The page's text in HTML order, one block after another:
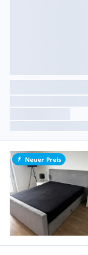
Neuer Preis